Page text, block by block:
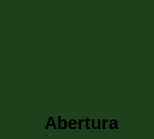
Abertura